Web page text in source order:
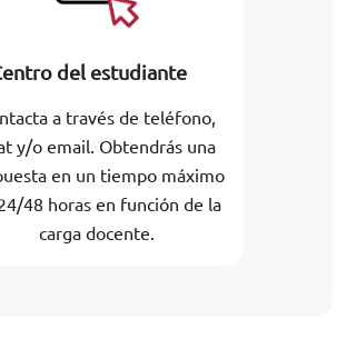
del estudiante
a través de teléfono,
y/o email. Obtendrás una
en un tiempo máximo
48 horas en función de la
carga docente.